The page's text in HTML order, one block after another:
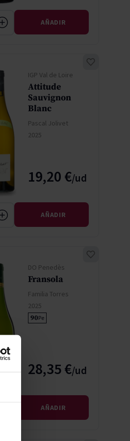
AÑADIR
IGP Val de Loire
Attitude
Sauvignon
Blanc
Pascal Jolivet
2025
19,20 €
AÑADIR
DO Penedès
Fransola
Familia Torres
2025
90Pe
28,35 €
AÑADIR